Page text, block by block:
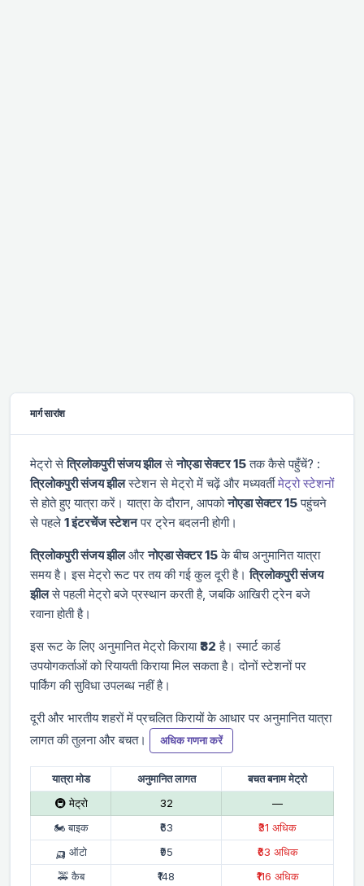
मार्ग सारांश
मेट्रो सेत्रिलोकपुरी संजय झीलसेनोएडा सेक्टर 15तक कैसे पहुँचें? :
त्रिलोकपुरी संजय झीलस्टेशन से मेट्रो में चढ़ें औरमध्यवर्तीमेट्रो स्टेशनों
से होते हुए यात्रा करें। यात्रा के दौरान, आपकोनोएडा सेक्टर 15पहुंचने
से पहले 1 इंटरचेंज स्टेशनपर ट्रेन बदलनी होगी।
त्रिलोकपुरी संजय झीलऔरनोएडा सेक्टर 15के बीच अनुमानित यात्रा
समयहै। इस मेट्रो रूट पर तय की गई कुल दूरीहै।त्रिलोकपुरी संजय
झीलसे पहली मेट्रोबजे प्रस्थान करती है, जबकि आखिरी ट्रेनबजे
रवाना होती है।
इस रूट के लिए अनुमानित मेट्रो किराया₹32 है। स्मार्ट कार्ड
उपयोगकर्ताओं को रियायती किराया मिल सकता है। दोनों स्टेशनों पर
पार्किंग की सुविधा उपलब्ध नहीं है।
दूरी और भारतीय शहरों में प्रचलित किरायों के आधार पर अनुमानित यात्रा
लागत की तुलना और बचत।
अधिक गणना करें
यात्रा मोड अनुमानित लागत
बचत बनाम मेट्रो
🚇 मेट्रो
₹32
—
🏍 बाइक
₹63
₹31 अधिक
🛺 ऑटो
₹95
₹63 अधिक
🚕 कैब
₹148 ₹116 अधिक